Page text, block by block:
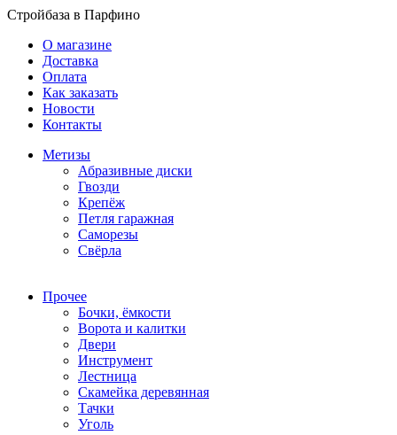
Стройбаза в Парфино
О магазине
Доставка
Оплата
Как заказать
Новости
Контакты
Метизы
Абразивные диски
Гвозди
Крепёж
Петля гаражная
Саморезы
Свёрла
Прочее
Бочки, ёмкости
Ворота и калитки
Двери
Инструмент
Лестница
Скамейка деревянная
Тачки
Уголь